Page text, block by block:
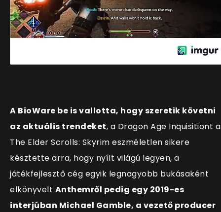
A BioWare be is vallotta, hogy szeretik követni
az aktuális trendeket, a Dragon Age Inquisitiont a
The Elder Scrolls: Skyrim eszméletlen sikere
késztette arra, hogy nyílt világú legyen, a
játékfejlesztő cég egyik legnagyobb bukásaként
elkönyvelt Anthemről pedig egy 2019-es
interjúban Michael Gamble, a vezető producer